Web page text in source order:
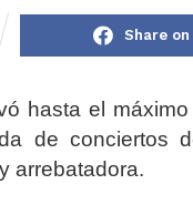
Share on
hasta el máximo
de conciertos
arrebatadora.